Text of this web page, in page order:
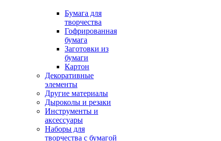
Бумага для
творчества
Гофрированная
бумага
Заготовки из
бумаги
Картон
Декоративные
элементы
Другие материалы
Дыроколы и резаки
Инструменты и
аксессуары
Наборы для
творчества с бумагой